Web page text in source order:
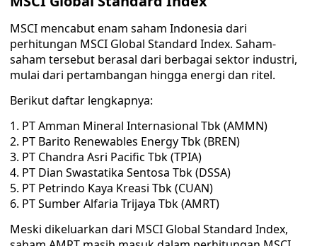
MSCI mencabut enam saham Indonesia dari
perhitungan MSCI Global Standard Index. Saham-
saham tersebut berasal dari berbagai sektor industri,
mulai dari pertambangan hingga energi dan ritel.
Berikut daftar lengkapnya:
PT Amman Mineral Internasional Tbk (AMMN)
PT Barito Renewables Energy Tbk (BREN)
PT Chandra Asri Pacific Tbk (TPIA)
PT Dian Swastatika Sentosa Tbk (DSSA)
PT Petrindo Kaya Kreasi Tbk (CUAN)
PT Sumber Alfaria Trijaya Tbk (AMRT)
Meski dikeluarkan dari MSCI Global Standard Index,